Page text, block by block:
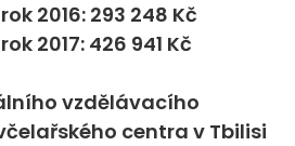
2016: 293 248 Kč
2017: 426 941 Kč
vzdělávacího
centra v Tbilisi